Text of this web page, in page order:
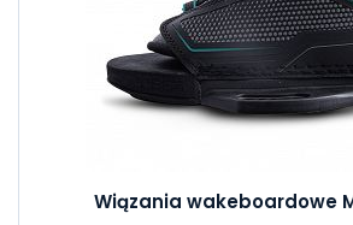
Wiązania wakeboardowe